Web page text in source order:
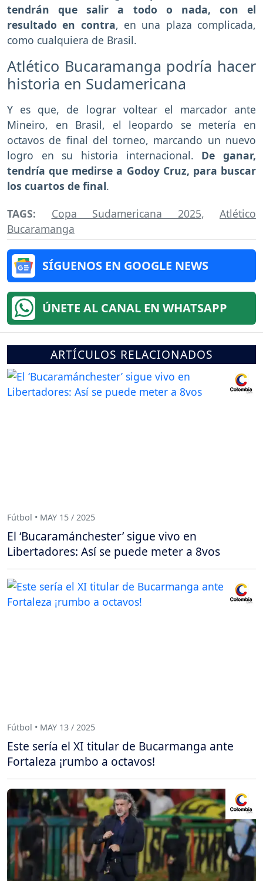
tendrán que salir a todo o nada, con el
resultado en contra, en una plaza complicada,
como cualquiera de Brasil.
Atlético Bucaramanga podría hacer
historia en Sudamericana
Y es que, de lograr voltear el marcador ante
Mineiro, en Brasil, el leopardo se metería en
octavos de final del torneo, marcando un nuevo
logro en su historia internacional. De ganar,
tendría que medirse a Godoy Cruz, para buscar
los cuartos de final.
TAGS: Copa Sudamericana 2025, Atlético
Bucaramanga
SÍGUENOS EN GOOGLE NEWS
ÚNETE AL CANAL EN WHATSAPP
ARTÍCULOS RELACIONADOS
Fútbol • MAY 15 / 2025
El ‘Bucaramánchester’ sigue vivo en
Libertadores: Así se puede meter a 8vos
Fútbol • MAY 13 / 2025
Este sería el XI titular de Bucarmanga ante
Fortaleza ¡rumbo a octavos!